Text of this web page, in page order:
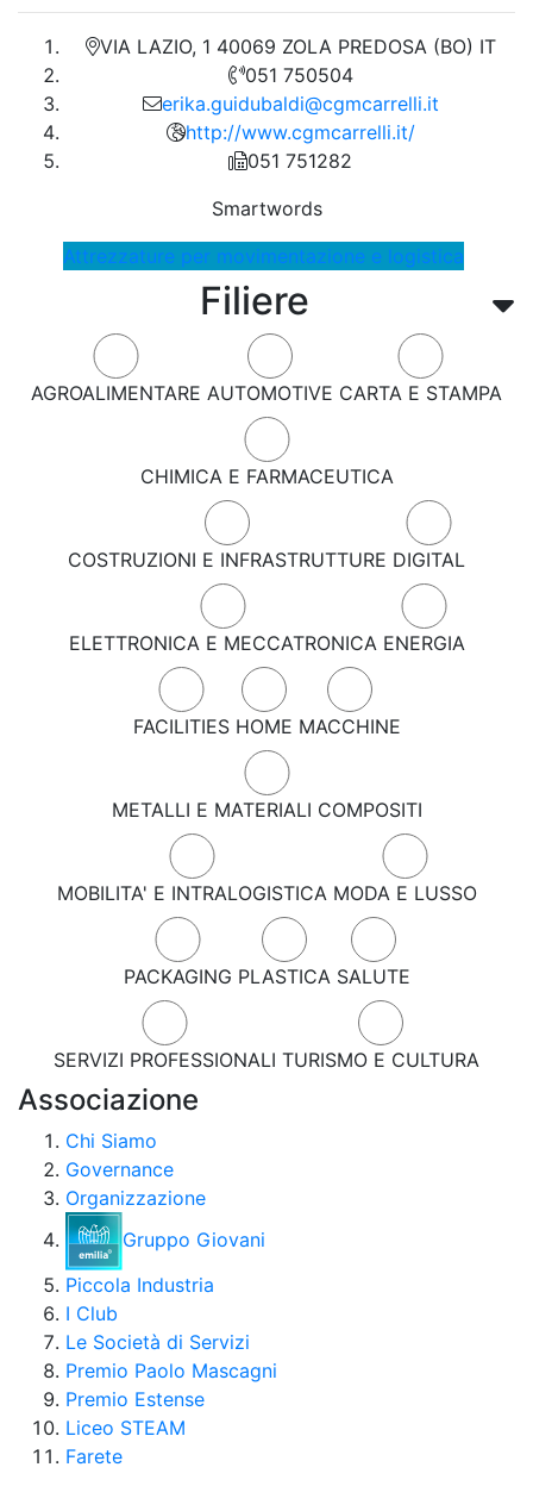
Filiere
AGROALIMENTARE AUTOMOTIVE CARTA E STAMPA
CHIMICA E FARMACEUTICA
COSTRUZIONI E INFRASTRUTTURE DIGITAL
ELETTRONICA E MECCATRONICA ENERGIA
FACILITIES HOME MACCHINE
METALLI E MATERIALI COMPOSITI
MOBILITA' E INTRALOGISTICA MODA E LUSSO
PACKAGING PLASTICA SALUTE
SERVIZI PROFESSIONALI TURISMO E CULTURA
VIA LAZIO, 1 40069 ZOLA PREDOSA (BO) IT
051 750504
erika.guidubaldi@cgmcarrelli.it
http://www.cgmcarrelli.it/
051 751282
Smartwords
Attrezzature per movimentazione e logistica
Associazione
Chi Siamo
Governance
Organizzazione
Gruppo Giovani
Piccola Industria
I Club
Le Società di Servizi
Premio Paolo Mascagni
Premio Estense
Liceo STEAM
Farete